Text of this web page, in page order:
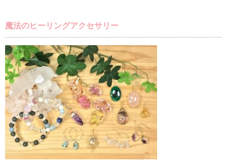
魔法のヒーリングアクセサリー